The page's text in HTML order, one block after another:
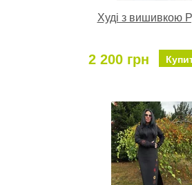
Худі з вишивкою
2 200 грн